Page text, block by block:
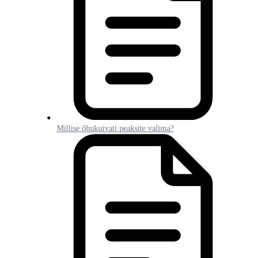
Millise õhukuivati peaksite valima?